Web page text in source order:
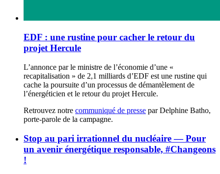
EDF : une rustine pour cacher le retour du
projet Hercule
L’annonce par le ministre de l’économie d’une «
recapitalisation » de 2,1 milliards d’EDF est une rustine qui
cache la poursuite d’un processus de démantèlement de
l’énergéticien et le retour du projet Hercule.
Retrouvez notre communiqué de presse par Delphine Batho,
porte-parole de la campagne.
Stop au pari irrationnel du nucléaire — Pour
un avenir énergétique responsable, #Changeons
!